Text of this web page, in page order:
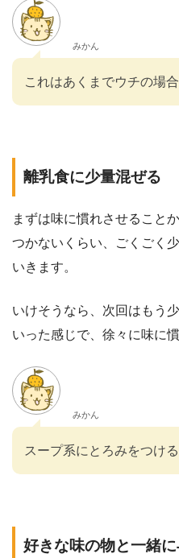
みかん
これはあくまでウチの場
離乳食に少量混ぜる
まずは味に慣れさせること
つかないくらい、ごくごく
いきます。
いけそうなら、次回はもう
いった感じで、徐々に味に
みかん
スープ系にとろみをつけ
好きな味の物と一緒